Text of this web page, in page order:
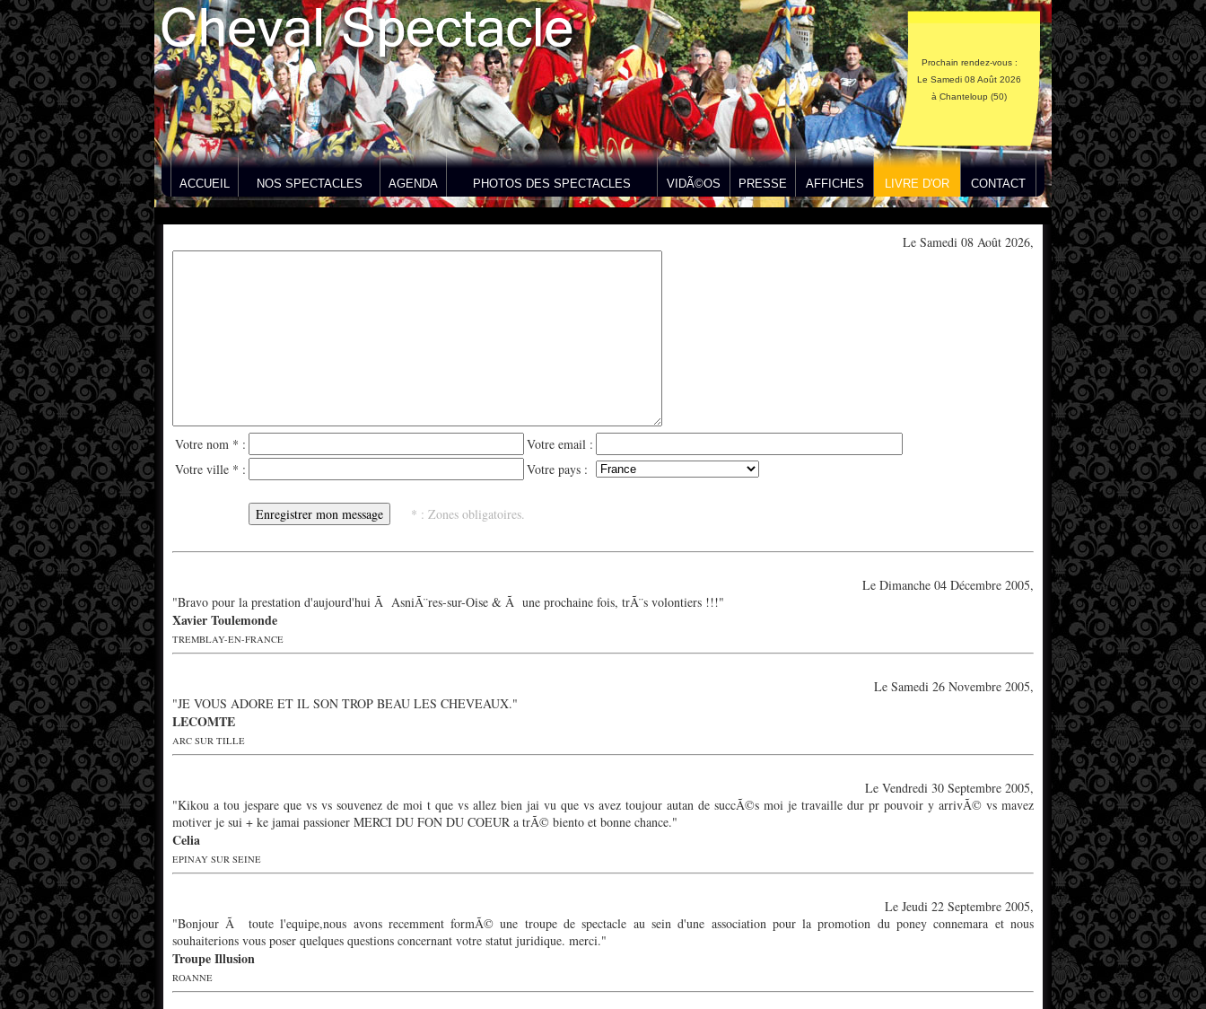
Prochain rendez-vous :
Le Samedi 08 Août 2026
à Chanteloup (50)
ACCUEIL NOS SPECTACLES AGENDA PHOTOS DES SPECTACLES VIDÃ©OS PRESSE AFFICHES LIVRE D'OR CONTACT
Le Samedi 08 Août 2026,
Votre nom * :
Votre email :
Votre ville * :
Votre pays :
* : Zones obligatoires.
Le Dimanche 04 Décembre 2005,
"Bravo pour la prestation d'aujourd'hui Ã AsniÃ¨res-sur-Oise & Ã une prochaine fois, trÃ¨s volontiers !!!"
Xavier Toulemonde
TREMBLAY-EN-FRANCE
Le Samedi 26 Novembre 2005,
"JE VOUS ADORE ET IL SON TROP BEAU LES CHEVEAUX."
LECOMTE
ARC SUR TILLE
Le Vendredi 30 Septembre 2005,
"Kikou a tou jespare que vs vs souvenez de moi t que vs allez bien jai vu que vs avez toujour autan de succÃ©s moi je travaille dur pr pouvoir y arrivÃ© vs mavez
motiver je sui + ke jamai passioner MERCI DU FON DU COEUR a trÃ© biento et bonne chance."
Celia
EPINAY SUR SEINE
Le Jeudi 22 Septembre 2005,
"Bonjour Ã toute l'equipe,nous avons recemment formÃ© une troupe de spectacle au sein d'une association pour la promotion du poney connemara et nous
souhaiterions vous poser quelques questions concernant votre statut juridique. merci."
Troupe Illusion
ROANNE